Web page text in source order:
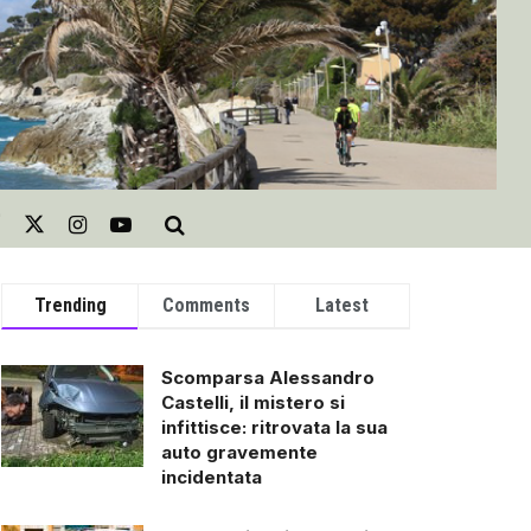
Trending Comments Latest
Scomparsa Alessandro
Castelli, il mistero si
infittisce: ritrovata la sua
auto gravemente
incidentata